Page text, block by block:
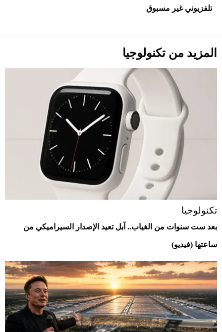
تلفزيوني غير مسبوق
المزيد من تكنولوجيا
تكنولوجيا
بعد ست سنوات من الغياب.. آبل تعيد الإصدار السيراميكي من
ساعتها (فيديو)